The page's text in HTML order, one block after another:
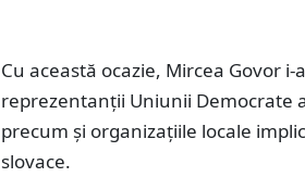
Cu această ocazie, Mircea Govor
reprezentanții Uniunii Democrate
precum și organizațiile locale
slovace.